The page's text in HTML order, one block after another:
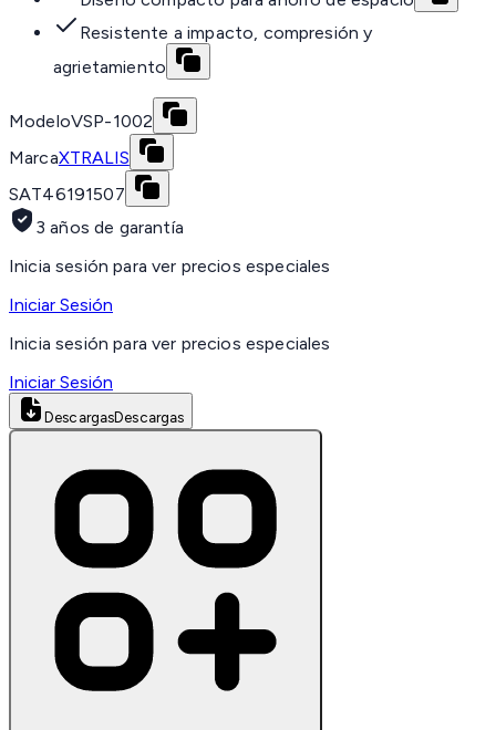
Resistente a impacto, compresión y
agrietamiento
ModeloVSP-1002
MarcaXTRALIS
SAT46191507
3 años de garantía
Inicia sesión para ver precios especiales
Iniciar Sesión
Inicia sesión para ver precios especiales
Iniciar Sesión
DescargasDescargas